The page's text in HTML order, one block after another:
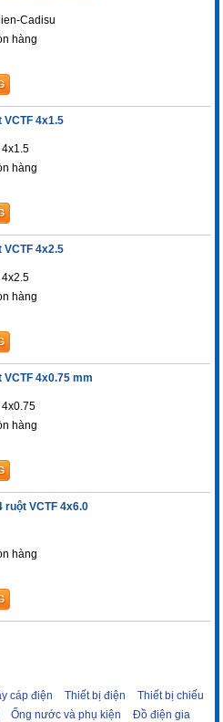
Cadisu
hàng
VCTF 4x1.5
4x1.5
hàng
VCTF 4x2.5
4x2.5
hàng
4x0.75 mm
4x0.75
hàng
ruột VCTF 4x6.0
hàng
cáp điện Thiết bị điện
Thiết bị chiếu
Ống nước và phụ kiện Đồ điện gia